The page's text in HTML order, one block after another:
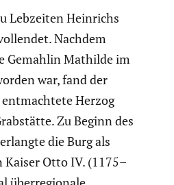
Lebzeiten Heinrichs
Nachdem
Gemahlin Mathilde im
war, fand der
Herzog
Zu Beginn des
die Burg als
Otto IV. (1175–